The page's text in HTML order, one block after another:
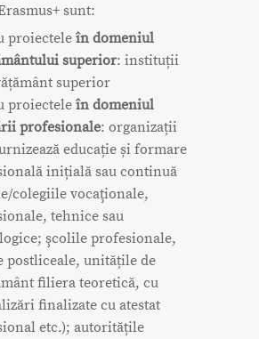
sunt:
proiectele în domeniul
superior: instituții
superior
proiectele în domeniul
profesionale: organizații
educație și formare
inițială sau continuă
colegiile vocaţionale,
tehnice sau
şcolile profesionale,
postliceale, unitățile de
filiera teoretică, cu
finalizate cu atestat
etc.); autoritățile